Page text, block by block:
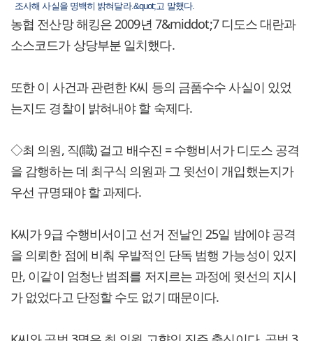
조사해 사실을 명백히 밝혀달라.&quot;고 말했다.
농협 전산망 해킹은 2009년 7&middot;7 디도스 대란과
소스코드가 상당부분 일치했다.
또한 이 사건과 관련한 K씨 등의 금품수수 사실이 있었
는지도 경찰이 밝혀내야 할 숙제다.
◇최 의원, 직(職) 걸고 배수진 = 수행비서가 디도스 공격
을 감행하는 데 최구식 의원과 그 윗선이 개입했는지가
우선 규명돼야 할 과제다.
K씨가 9급 수행비서이고 선거 전날인 25일 밤에야 공격
을 의뢰한 점에 비춰 우발적인 단독 범행 가능성이 있지
만, 이같이 엄청난 범죄를 저지르는 과정에 윗선의 지시
가 없었다고 단정할 수도 없기 때문이다.